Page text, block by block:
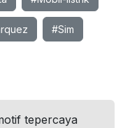
#Sim
tepercaya